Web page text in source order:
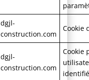
dgjl-
construction.com
Cookie
dgjl-
construction.com
Cookie
identifié